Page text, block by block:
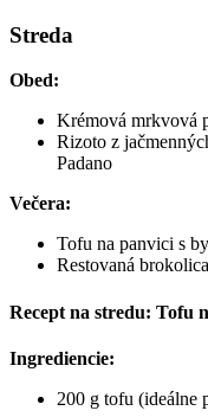
Streda
Obed:
Krémová mrkvová
Rizoto z
Padano
Večera:
Tofu na panvici s
Restovaná
Recept na stredu: Tofu
Ingrediencie:
200 g tofu (ideálne